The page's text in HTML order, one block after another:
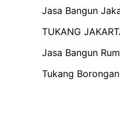
Jasa Bangun
TUKANG
Jasa Bangun
Tukang